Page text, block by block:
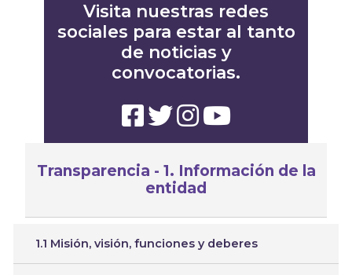
Transparencia - 1. Información de la
entidad
1.1 Misión, visión, funciones y deberes
Visita nuestras redes
sociales para estar al tanto
de noticias y
convocatorias.